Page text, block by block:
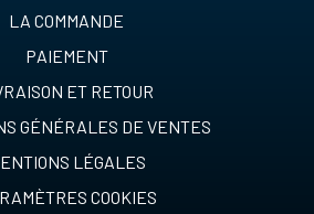
LA COMMANDE
PAIEMENT
ET RETOUR
GÉNÉRALES DE VENTES
LÉGALES
COOKIES